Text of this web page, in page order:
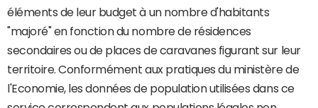
éléments de leur budget à un nombre d'habitants
"majoré" en fonction du nombre de résidences
secondaires ou de places de caravanes figurant sur leur
territoire. Conformément aux pratiques du ministère de
l'Economie, les données de population utilisées dans ce